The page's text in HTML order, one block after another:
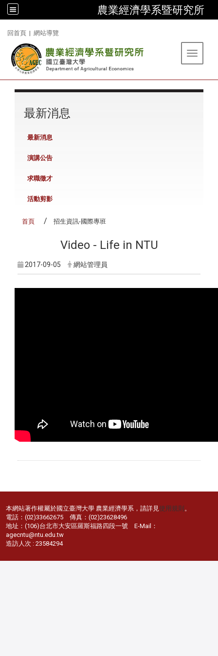
農業經濟學系暨研究所
回首頁 | 網站導覽
Toggle
最新消息
最新消息
演講公告
求職徵才
活動剪影
首頁 招生資訊-國際專班
Video - Life in NTU
2017-09-05 網站管理員
本網站著作權屬於國立臺灣大學 農業經濟學系，請詳見使用規則 。
電話：(02)33662675 傳真：(02)23628496
地址：(106)台北市大安區羅斯福路四段一號 E-Mail：
agecntu@ntu.edu.tw
造訪人次 : 23584294